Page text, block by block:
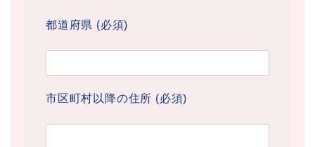
都道府県 (必須)
市区町村以降の住所 (必須)